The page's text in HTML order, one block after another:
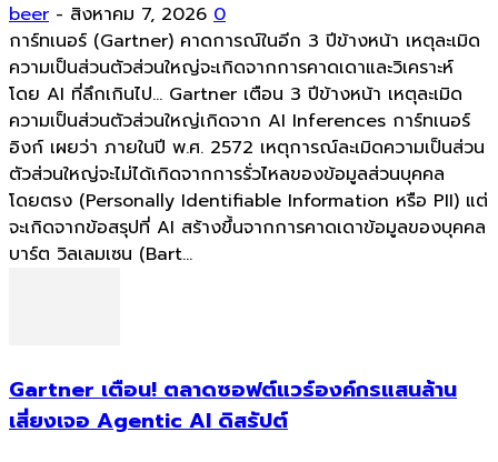
beer - สิงหาคม 7, 2026 0
การ์ทเนอร์ (Gartner) คาดการณ์ในอีก 3 ปีข้างหน้า เหตุละเมิด
ความเป็นส่วนตัวส่วนใหญ่จะเกิดจากการคาดเดาและวิเคราะห์
โดย AI ที่ลึกเกินไป... Gartner เตือน 3 ปีข้างหน้า เหตุละเมิด
ความเป็นส่วนตัวส่วนใหญ่เกิดจาก AI Inferences การ์ทเนอร์
อิงก์ เผยว่า ภายในปี พ.ศ. 2572 เหตุการณ์ละเมิดความเป็นส่วน
ตัวส่วนใหญ่จะไม่ได้เกิดจากการรั่วไหลของข้อมูลส่วนบุคคล
โดยตรง (Personally Identifiable Information หรือ PII) แต่
จะเกิดจากข้อสรุปที่ AI สร้างขึ้นจากการคาดเดาข้อมูลของบุคคล
บาร์ต วิลเลมเซน (Bart...
Gartner เตือน! ตลาดซอฟต์แวร์องค์กรแสนล้าน
เสี่ยงเจอ Agentic AI ดิสรัปต์